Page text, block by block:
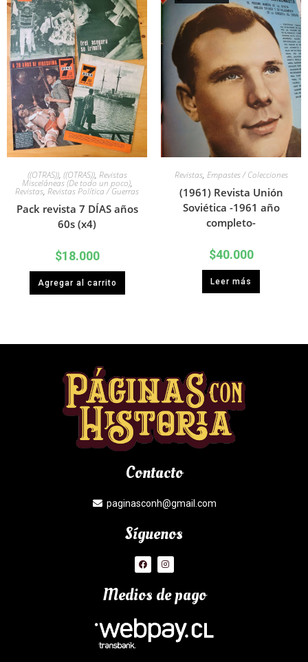
((OTRAS)), ((OTRAS)), Revistas
Misceláneas (De todo un poco),
Revistas, Revistas Política / Guerras
Pack revista 7 DÍAS años
60s (x4)
$18.000
Agregar al carrito
Revistas, Empastes / Colecciones
(1961) Revista Unión
Soviética -1961 año
completo-
$40.000
Leer más
Contacto
paginasconh@gmail.com
Síguenos
Medios de pago